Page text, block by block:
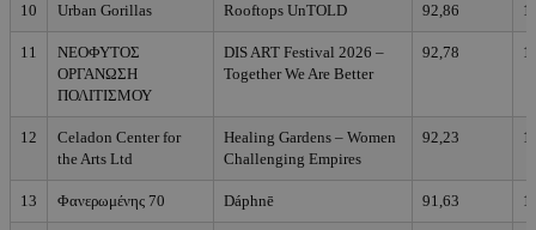
10 Urban Gorillas Rooftops UnTOLD 92,86
11
ΝΕΟΦΥΤΟΣ
ΟΡΓΑΝΩΣΗ
ΠΟΛΙΤΙΣΜΟΥ
DIS ART Festival 2026 –
Together We Are Better
92,78
12
Celadon Center for
the Arts Ltd
Healing Gardens – Women
Challenging Empires
92,23
13 Φανερωμένης 70 Dáphnē 91,63